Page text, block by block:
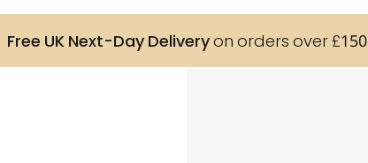
Free UK Next-Day Deliveryon orders over £150